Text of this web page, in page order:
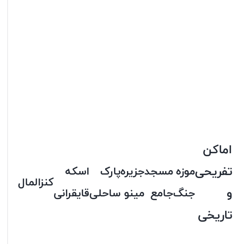
اماکن
تفریحی
و
تاریخی
موزه
جنگ
مسجد
جامع
جزیره
مینو
پارک
ساحلی
اسکه
قایقرانی
کنزالمال